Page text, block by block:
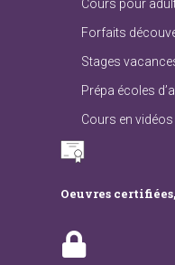
Cours pour
Forfaits
Stages
Prépa écoles
Cours en vidéos
Oeuvres